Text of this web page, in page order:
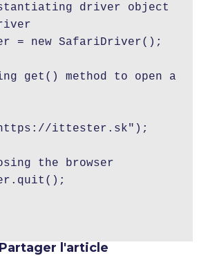
Partager l'article
driver object
SafariDriver();
method to open a
ittester.sk");
the browser